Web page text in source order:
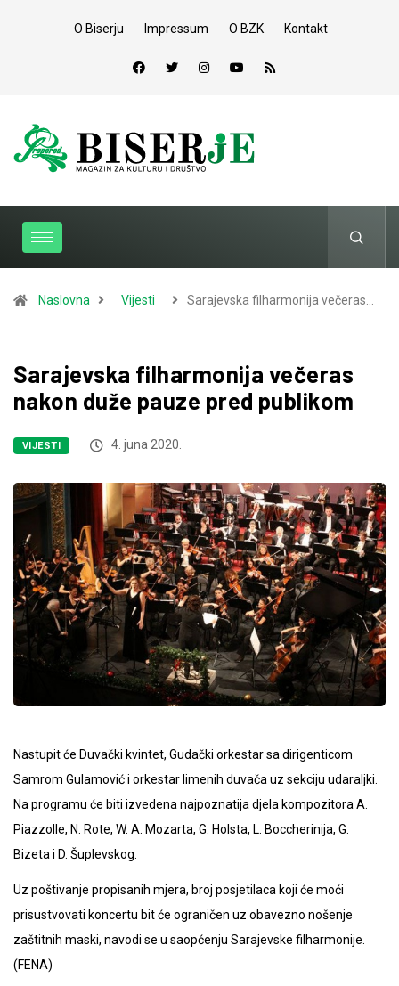
O Biserju Impressum O BZK Kontakt
Naslovna Vijesti Sarajevska filharmonija večeras…
Sarajevska filharmonija večeras
nakon duže pauze pred publikom
VIJESTI 4. juna 2020.
Nastupit će Duvački kvintet, Gudački orkestar sa dirigenticom
Samrom Gulamović i orkestar limenih duvača uz sekciju udaraljki.
Na programu će biti izvedena najpoznatija djela kompozitora A.
Piazzolle, N. Rote, W. A. Mozarta, G. Holsta, L. Boccherinija, G.
Bizeta i D. Šuplevskog.
Uz poštivanje propisanih mjera, broj posjetilaca koji će moći
prisustvovati koncertu bit će ograničen uz obavezno nošenje
zaštitnih maski, navodi se u saopćenju Sarajevske filharmonije.
(FENA)